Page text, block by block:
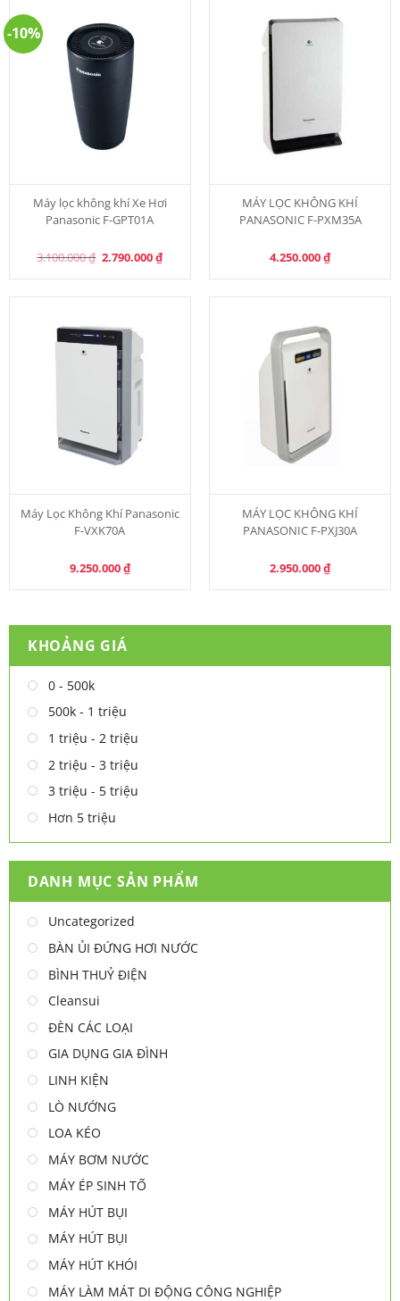
-10%
Máy lọc không khí Xe Hơi
Panasonic F-GPT01A
3.100.000₫ Original
price
2.790.000₫Current
price
MÁY LỌC KHÔNG KHÍ
PANASONIC F-PXM35A
4.250.000₫
Máy Lọc Không Khí Panasonic
F-VXK70A
9.250.000₫
MÁY LỌC KHÔNG KHÍ
PANASONIC F-PXJ30A
2.950.000₫
KHOẢNG GIÁ
0 - 500k
500k - 1 triệu
1 triệu - 2 triệu
2 triệu - 3 triệu
3 triệu - 5 triệu
Hơn 5 triệu
DANH MỤC SẢN PHẨM
Uncategorized
BÀN ỦI ĐỨNG HƠI NƯỚC
BÌNH THUỶ ĐIỆN
Cleansui
ĐÈN CÁC LOẠI
GIA DỤNG GIA ĐÌNH
LINH KIỆN
LÒ NƯỚNG
LOA KÉO
MÁY BƠM NƯỚC
MÁY ÉP SINH TỐ
MÁY HÚT BỤI
MÁY HÚT BỤI
MÁY HÚT KHÓI
MÁY LÀM MÁT DI ĐỘNG CÔNG NGHIỆP